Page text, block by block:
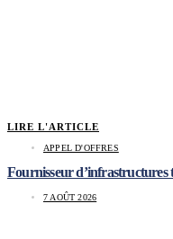
LIRE L'ARTICLE
APPEL D'OFFRES
Fournisseur d’infrastructures
7 AOÛT 2026